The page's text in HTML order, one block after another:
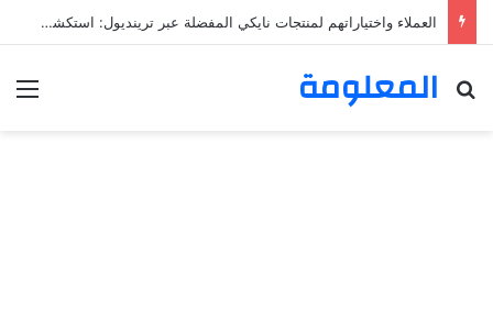
العملاء واختياراتهم لمنتجات نايكي المفضلة عبر ترينديول: استكشاف رحلة التسوق الذكي.
المعلومة
بحث عن